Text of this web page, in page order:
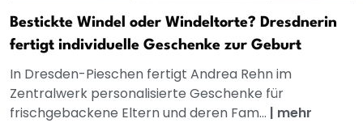
Bestickte Windel oder Windeltorte? Dresdnerin
fertigt individuelle Geschenke zur Geburt
In Dresden-Pieschen fertigt Andrea Rehn im
Zentralwerk personalisierte Geschenke für
frischgebackene Eltern und deren Fam... | mehr